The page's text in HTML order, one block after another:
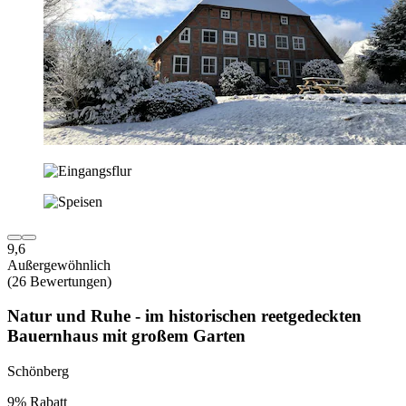
9,6
Außergewöhnlich
(26 Bewertungen)
Natur und Ruhe - im historischen reetgedeckten
Bauernhaus mit großem Garten
Schönberg
9% Rabatt